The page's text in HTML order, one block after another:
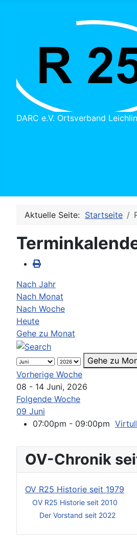
DARC e.V. Ortsverband
OV-Chronik
OV R25 Historie seit 1979
OV R25 Historie seit 2010
Der Vorstand seit 2022
Aktuelle Seite: Startseite
Nach Jahr
Nach Monat
Nach Woche
Heute
Gehe zu Monat
Gehe zu
Vorherige Woche
08 - 14 Juni, 2026
Folgende Woche
09 Juni
07:00pm - 09:00pm